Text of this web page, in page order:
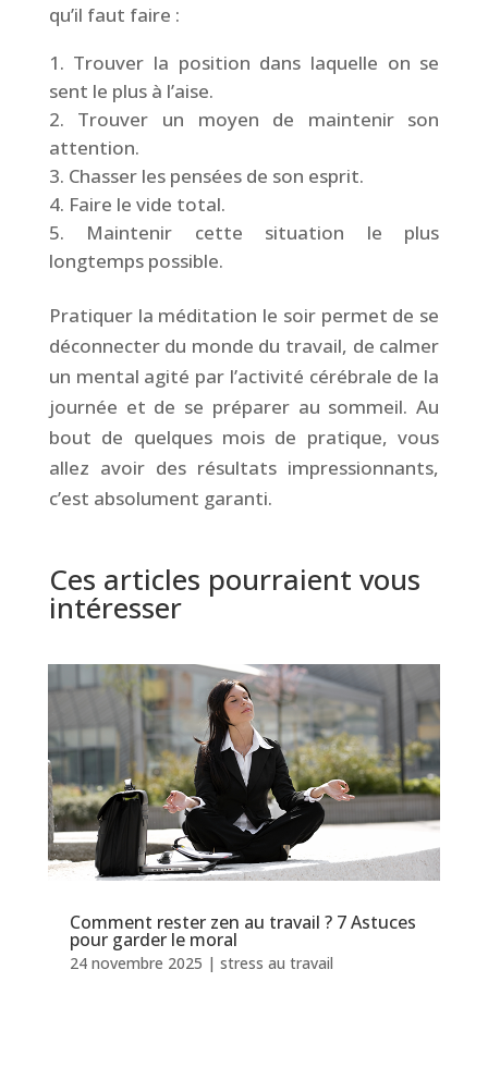
qu’il faut faire :
Trouver la position dans laquelle on se
sent le plus à l’aise.
Trouver un moyen de maintenir son
attention.
Chasser les pensées de son esprit.
Faire le vide total.
Maintenir cette situation le plus
longtemps possible.
Pratiquer la méditation le soir permet de se
déconnecter du monde du travail, de calmer
un mental agité par l’activité cérébrale de la
journée et de se préparer au sommeil. Au
bout de quelques mois de pratique, vous
allez avoir des résultats impressionnants,
c’est absolument garanti.
Ces articles pourraient vous
intéresser
Comment rester zen au travail ? 7 Astuces
pour garder le moral
24 novembre 2025 | stress au travail